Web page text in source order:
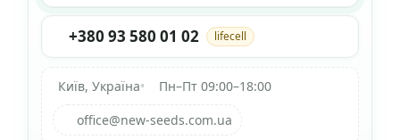
+380 93 580 01 02 lifecell
Київ, Україна•
Пн–Пт 09:00–18:00
office@new-seeds.com.ua